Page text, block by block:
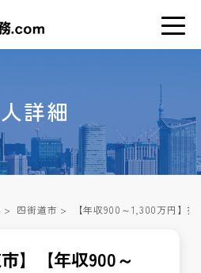
詳細
> 四街道市 > 【年収900～1,300万円】
】【年収900～